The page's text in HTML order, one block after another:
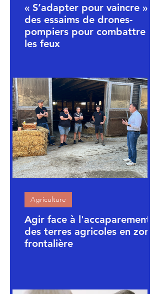
« S’adapter pour vaincre » :
des essaims de drones-
pompiers pour combattre
les feux
Agir face à l'accaparement
des terres agricoles en zone
frontalière
Agriculture